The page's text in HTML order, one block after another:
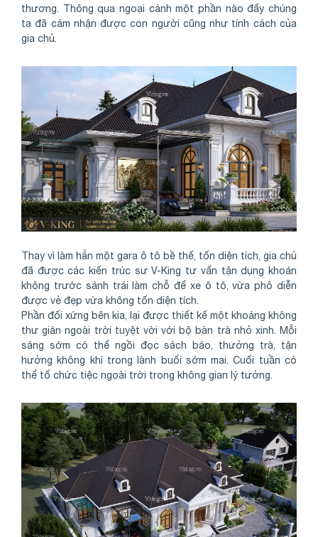
thương. Thông qua ngoại cảnh một phần nào đấy chúng
ta đã cảm nhận được con người cũng như tính cách của
gia chủ.
Thay vì làm hẳn một gara ô tô bề thế, tốn diện tích, gia chủ
đã được các kiến trúc sư V-King tư vấn tận dụng khoản
không trước sảnh trái làm chỗ để xe ô tô, vừa phô diễn
được vẻ đẹp vừa không tốn diện tích.
Phần đối xứng bên kia, lại được thiết kế một khoảng không
thư giản ngoài trời tuyệt vời với bộ bàn trà nhỏ xinh. Mỗi
sáng sớm có thể ngồi đọc sách báo, thưởng trà, tận
hưởng không khí trong lành buổi sớm mai. Cuối tuần có
thể tổ chức tiệc ngoài trời trong không gian lý tưởng.